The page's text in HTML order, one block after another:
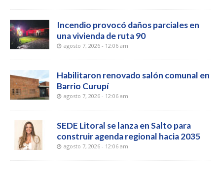
Incendio provocó daños parciales en
una vivienda de ruta 90
agosto 7, 2026 - 12:06 am
Habilitaron renovado salón comunal en
Barrio Curupí
agosto 7, 2026 - 12:06 am
SEDE Litoral se lanza en Salto para
construir agenda regional hacia 2035
agosto 7, 2026 - 12:06 am